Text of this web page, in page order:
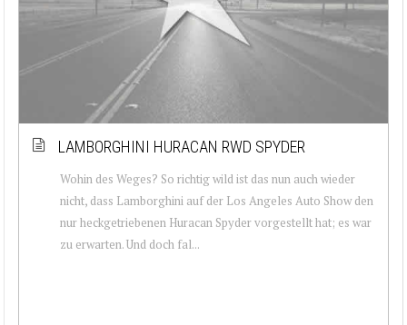
LAMBORGHINI HURACAN RWD SPYDER
Wohin des Weges? So richtig wild ist das nun auch wieder
nicht, dass Lamborghini auf der Los Angeles Auto Show den
nur heckgetriebenen Huracan Spyder vorgestellt hat; es war
zu erwarten. Und doch fal...